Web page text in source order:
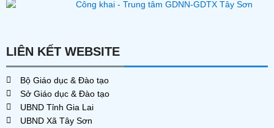
LIÊN KẾT WEBSITE
Bộ Giáo dục & Đào tạo
Sở Giáo dục & Đào tạo
UBND Tỉnh Gia Lai
UBND Xã Tây Sơn